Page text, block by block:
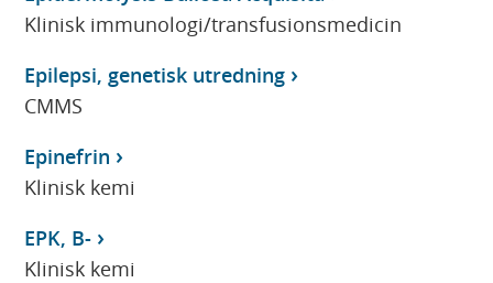
Klinisk immunologi/transfusionsmedicin
Epilepsi, genetisk utredning
CMMS
Epinefrin
Klinisk kemi
EPK, B-
Klinisk kemi